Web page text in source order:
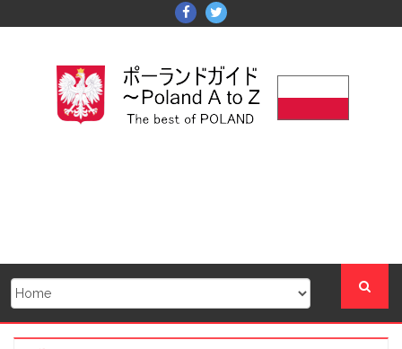
to
Facebook
Twitter